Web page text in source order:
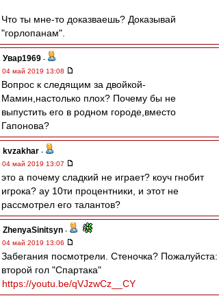
Что ты мне-то доказваешь? Доказывай
"горлопанам".
Увар1969 -
04 май 2019 13:08
Вопрос к следящим за двойкой-
Мамин,настолько плох? Почему бы не
выпустить его в родном городе,вместо
Гапонова?
kvzakhar -
04 май 2019 13:07
это а почему сладкий не играет? коуч гнобит
игрока? ау 10ти процентники, и этот не
рассмотрел его талантов?
ZhenyaSinitsyn -
04 май 2019 13:06
Забегания посмотрели. Стеночка? Пожалуйста:
второй гол "Спартака"
https://youtu.be/qVJzwCz__CY